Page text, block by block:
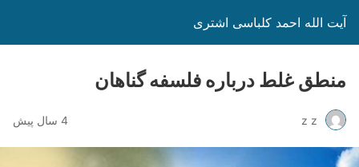
آیت الله احمد کلباسی اشتری
منطق غلط درباره فلسفه گناهان‏
z z 4 سال پیش